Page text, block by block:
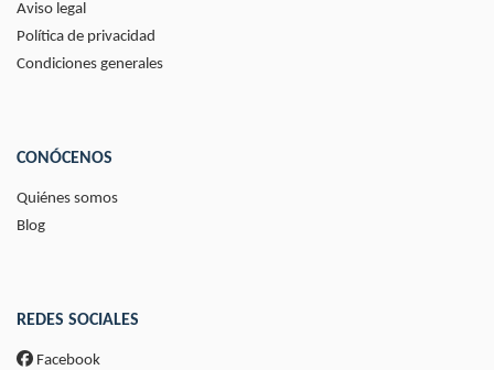
Aviso legal
Política de privacidad
Condiciones generales
CONÓCENOS
Quiénes somos
Blog
REDES SOCIALES
Facebook